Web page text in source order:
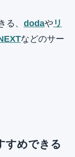
る、 dodaや リ
などのサー
すめできる